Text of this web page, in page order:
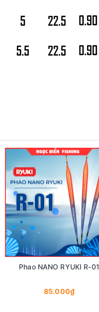
Phao NANO RYUKI R-01
85.000₫